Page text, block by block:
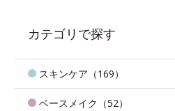
カテゴリで探す
スキンケア（169）
ベースメイク（52）